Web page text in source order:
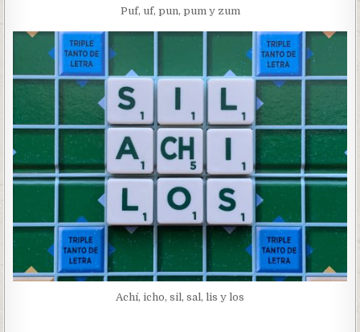
Puf, uf, pun, pum y zum
Achí, icho, sil, sal, lis y los